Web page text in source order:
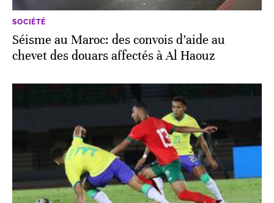
SOCIÉTÉ
Séisme au Maroc: des convois d’aide au
chevet des douars affectés à Al Haouz